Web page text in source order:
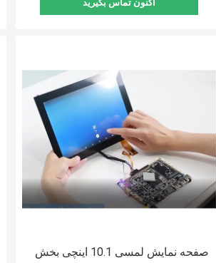
اکنون تماس بگیرید
صفحه نمایش لمسی 10.1 اینچی بخش